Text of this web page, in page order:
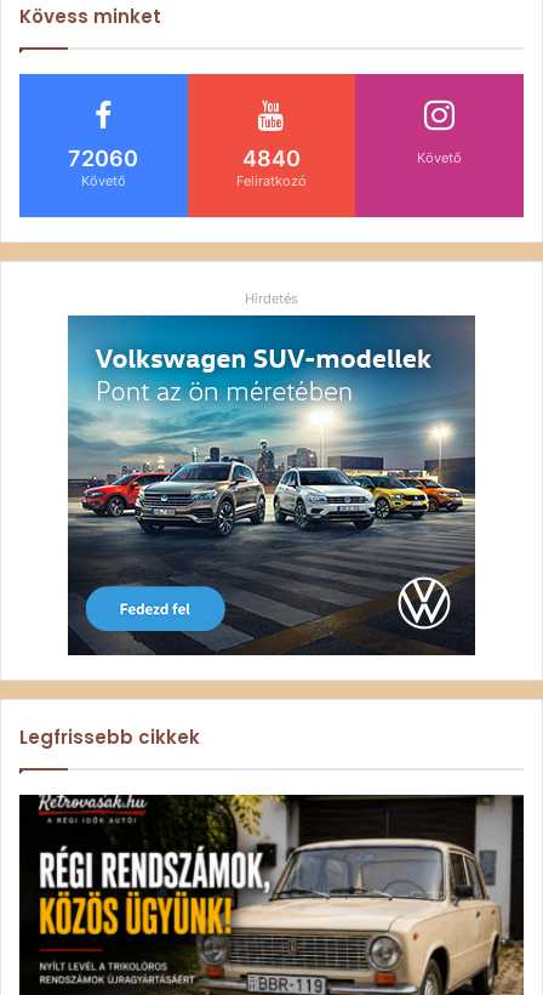
Kövess minket
72060
Követő
4840
Feliratkozó
Követő
Hirdetés
Legfrissebb cikkek